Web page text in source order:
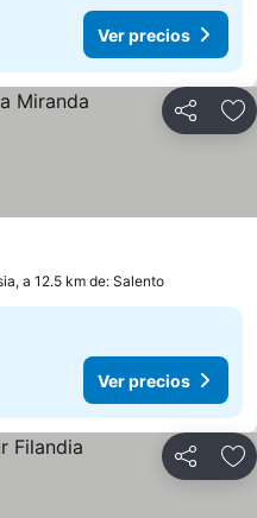
Ver precios
Compartir
a 12.5 km de: Salento
Ver precios
Compartir